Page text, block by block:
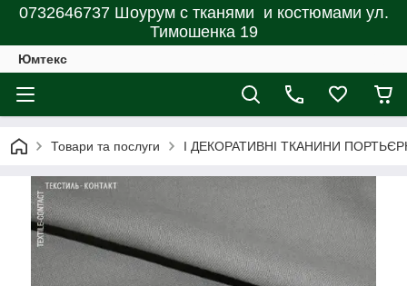
0732646737 Шоурум с тканями и костюмами ул.
Тимошенка 19
Юмтекс
Товари та послуги І ДЕКОРАТИВНІ ТКАНИНИ